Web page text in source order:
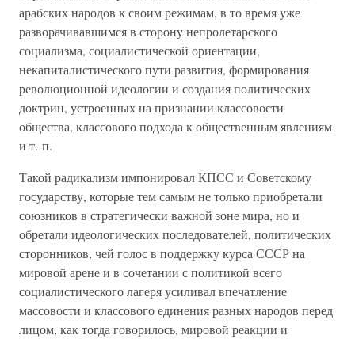
арабских народов к своим режимам, в то время уже
разворачивавшимся в сторону непролетарского
социализма, социалистической ориентации,
некапиталистического пути развития, формирования
революционной идеологии и создания политических
доктрин, устроенных на признании классовости
общества, классового подхода к общественным явлениям
и т. п.
Такой радикализм импонировал КПСС и Советскому
государству, которые тем самым не только приобретали
союзников в стратегически важной зоне мира, но и
обретали идеологических последователей, политических
сторонников, чей голос в поддержку курса СССР на
мировой арене и в сочетании с политикой всего
социалистического лагеря усиливал впечатление
массовости и классового единения разных народов перед
лицом, как тогда говорилось, мировой реакции и